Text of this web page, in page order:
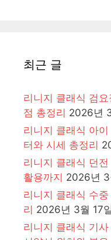
최근 글
리니지 클래식 검
점 총정리 2026년
리니지 클래식 아
터와 시세 총정리
리니지 클래식 던
활용까지 2026년 3
리니지 클래식 수
리 2026년 3월 17
리니지 클래식 기